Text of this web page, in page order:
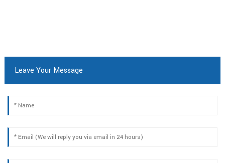
Leave Your Message